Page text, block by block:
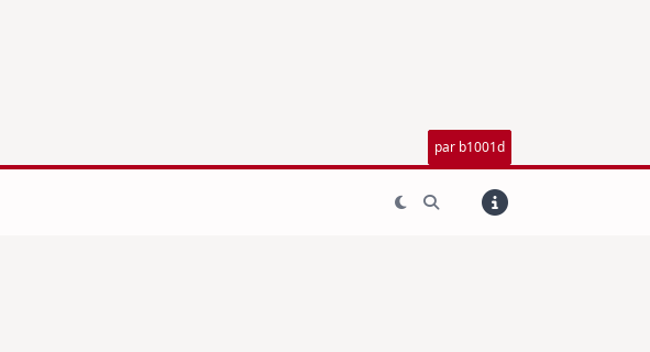
par b1001d